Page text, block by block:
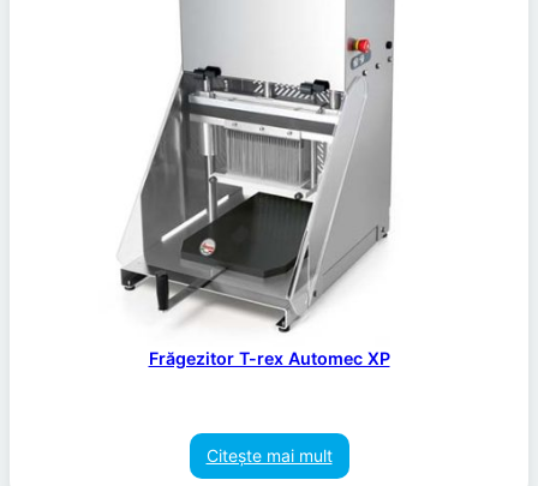
Frăgezitor T-rex Automec XP
Citește mai mult